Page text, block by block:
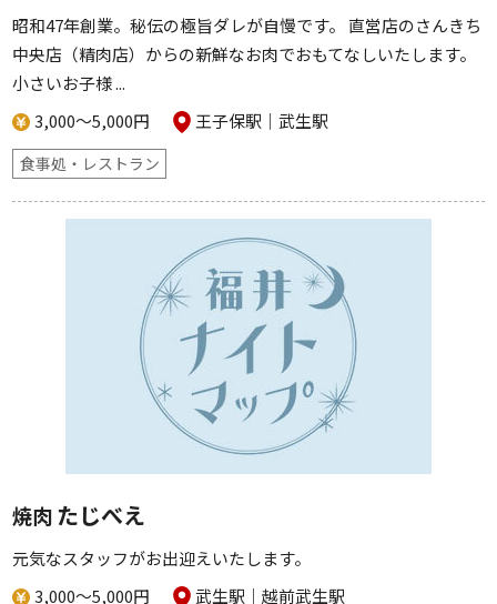
昭和47年創業。秘伝の極旨ダレが自慢です。 直営店のさんきち
中央店（精肉店）からの新鮮なお肉でおもてなしいたします。
小さいお子様 ...
3,000～5,000円
王子保駅 武生駅
食事処・レストラン
焼肉たじべえ
元気なスタッフがお出迎えいたします。
3,000～5,000円
武生駅 越前武生駅